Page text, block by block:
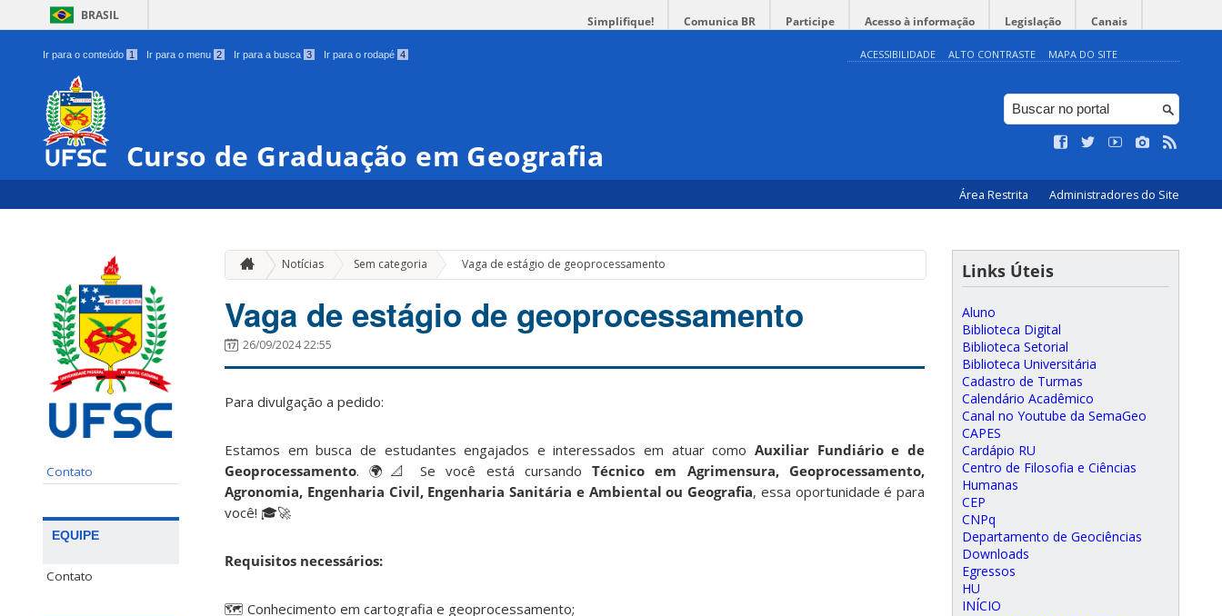
BRASIL Simplifique! Comunica BR Participe Acesso à informação Legislação Canais
Ir para o conteúdo 1 Ir para o menu 2 Ir para a busca 3 Ir para o rodapé 4 ACESSIBILIDADE ALTO CONTRASTE MAPA DO SITE
Curso de Graduação em Geografia
Área Restrita Administradores do Site
Contato
EQUIPE
Contato
Notícias Sem categoria » Vaga de estágio de geoprocessamento
Vaga de estágio de geoprocessamento
26/09/2024 22:55
Para divulgação a pedido:
Estamos em busca de estudantes engajados e interessados em atuar comoAuxiliar Fundiário e de
Geoprocessamento. 🌍📐 Se você está cursandoTécnico em Agrimensura, Geoprocessamento,
Agronomia, Engenharia Civil, Engenharia Sanitária e Ambiental ou Geografia, essa oportunidade é para
você! 🎓🚀
Requisitos necessários:
🗺️ Conhecimento em cartografia e geoprocessamento;
Links Úteis
Aluno
Biblioteca Digital
Biblioteca Setorial
Biblioteca Universitária
Cadastro de Turmas
Calendário Acadêmico
Canal no Youtube da SemaGeo
CAPES
Cardápio RU
Centro de Filosofia e Ciências
Humanas
CEP
CNPq
Departamento de Geociências
Downloads
Egressos
HU
INÍCIO